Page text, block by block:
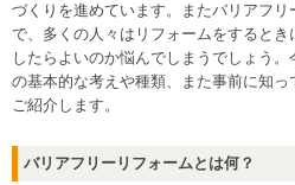
づくりを進めています。またバリアフ
で、多くの人々はリフォームをすると
したらよいのか悩んでしまうでしょう
の基本的な考えや種類、また事前に知
ご紹介します。
バリアフリーリフォームとは何？